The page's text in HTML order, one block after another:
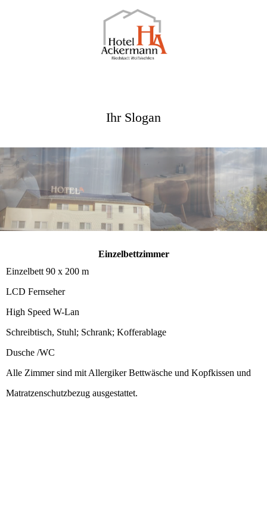
Ihr Slogan
Einzelbettzimmer
Einzelbett 90 x 200 m
LCD Fernseher
High Speed W-Lan
Schreibtisch, Stuhl; Schrank; Kofferablage
Dusche /WC
Alle Zimmer sind mit Allergiker Bettwäsche und Kopfkissen und
Matratzenschutzbezug ausgestattet.